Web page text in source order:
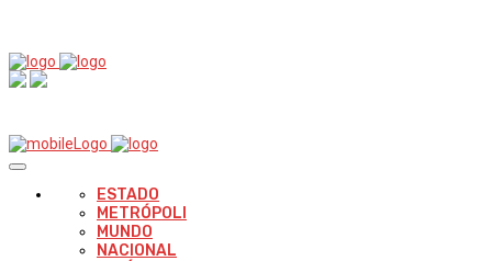
ESTADO
METRÓPOLI
MUNDO
NACIONAL